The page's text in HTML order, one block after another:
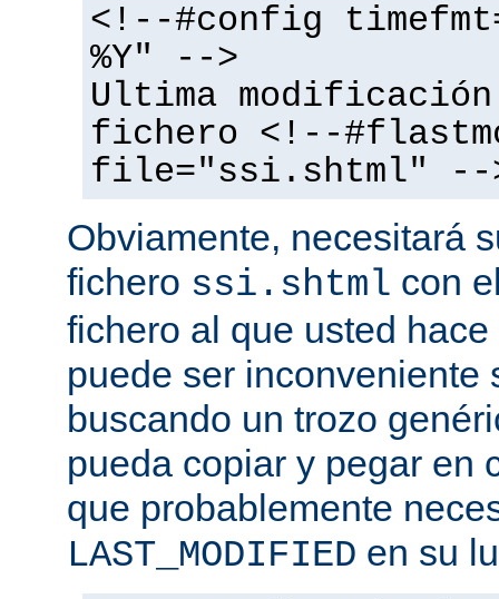
<!--#config
%Y" -->
Ultima
fichero <!--
file="ssi.shtml" --
Obviamente, necesitará
fichero ssi.shtml con
fichero al que usted
puede ser inconveniente
buscando un trozo
pueda copiar y pegar en
que probablemente
LAST_MODIFIED en su